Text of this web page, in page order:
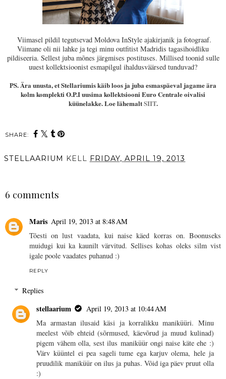
Viimasel pildil tegutsevad Moldova InStyle ajakirjanik ja fotograaf.
Viimane oli nii lahke ja tegi minu outfitist Madridis tagasihoidliku
pildiseeria. Sellest juba mõnes järgmises postituses. Millised toonid sulle
uuest kollektsioonist esmapilgul ihaldusväärsed tunduvad?
PS. Ära unusta, et Stellariumis käib loos ja juba esmaspäeval jagame ära
kolm komplekti O.P.I uusima kollektsiooni Euro Centrale oivalisi
küünelakke. Loe lähemaltSIIT.
SHARE:
STELLAARIUM KELL FRIDAY, APRIL 19, 2013
6 comments
Maris April 19, 2013 at 8:48 AM
Tõesti on lust vaadata, kui naise käed korras on. Boonuseks
muidugi kui ka kaunilt värvitud. Sellises kohas oleks silm vist
igale poole vaadates puhanud :)
REPLY
Replies
stellaarium
April 19, 2013 at 10:44 AM
Ma armastan ilusaid käsi ja korralikku maniküüri. Minu
meelest võib ehteid (sõrmused, käevõrud ja muud kulinad)
pigem vähem olla, sest ilus maniküür ongi naise käte ehe :)
Värv küüntel ei pea sageli tume ega karjuv olema, hele ja
pruudilik maniküür on ilus ja puhas. Võid iga päev pruut olla
:)